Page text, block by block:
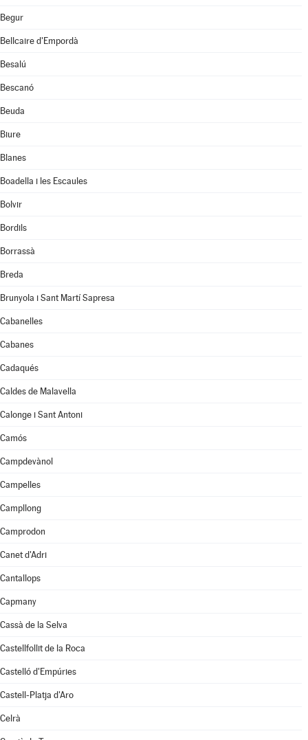
Begur
Bellcaire d'Empordà
Besalú
Bescanó
Beuda
Biure
Blanes
Boadella i les Escaules
Bolvir
Bordils
Borrassà
Breda
Brunyola i Sant Martí Sapresa
Cabanelles
Cabanes
Cadaqués
Caldes de Malavella
Calonge i Sant Antoni
Camós
Campdevànol
Campelles
Campllong
Camprodon
Canet d'Adri
Cantallops
Capmany
Cassà de la Selva
Castellfollit de la Roca
Castelló d'Empúries
Castell-Platja d'Aro
Celrà